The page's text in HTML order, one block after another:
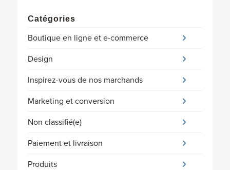
Catégories
Boutique en ligne et e-commerce
Design
Inspirez-vous de nos marchands
Marketing et conversion
Non classifié(e)
Paiement et livraison
Produits